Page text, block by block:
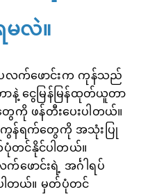
လဲ။
ပလက်ဖောင်းက ကုန်သည်
ငွေမြန်မြန်ထုတ်ယူတာ
ေကို ဖန်တီးပေးပါတယ်။
ကွန်ရက်တွေကို အသုံးပြု
တင်နိုင်ပါတယ်။
ောင်းရဲ့ အင်္ဂါရပ်
ါတယ်။ မှတ်ပုံတင်